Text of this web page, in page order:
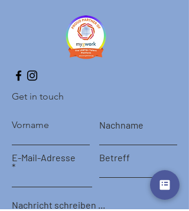
Get in touch
Vorname Nachname
E-Mail-Adresse Betreff
Nachricht schreiben ...